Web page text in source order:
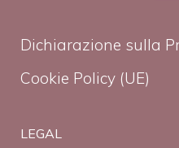
Dichiarazione sulla
Cookie Policy (UE)
LEGAL